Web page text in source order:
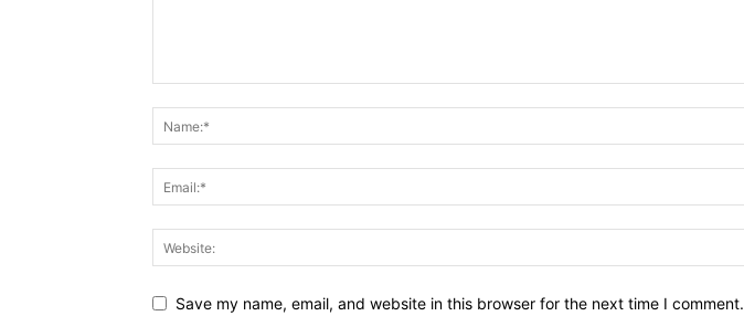
Save my name, email, and website in this browser for the next time I comment.